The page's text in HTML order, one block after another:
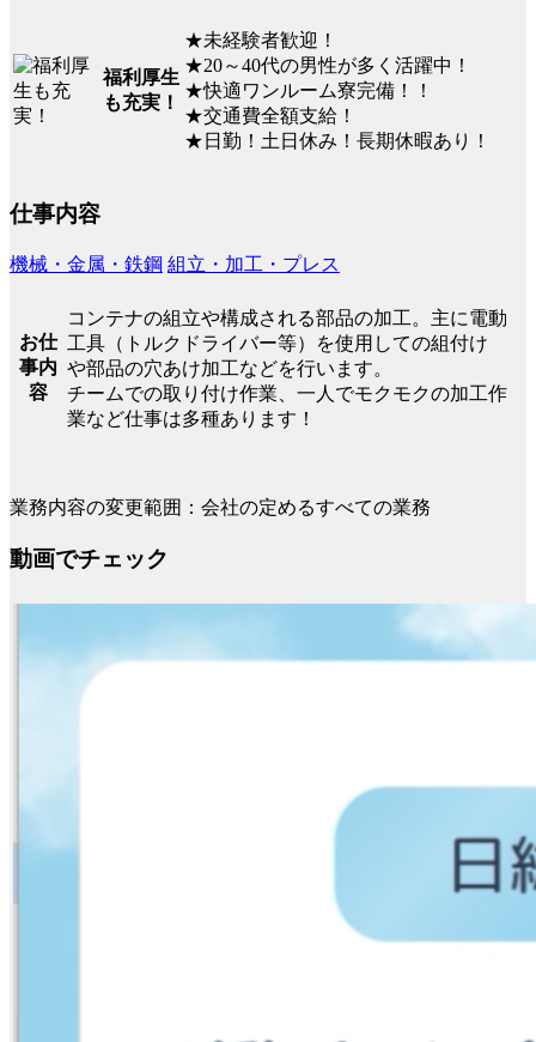
福利厚生
も充実！
★未経験者歓迎！
★20～40代の男性が多く活躍中！
★快適ワンルーム寮完備！！
★交通費全額支給！
★日勤！土日休み！長期休暇あり！
仕事内容
機械・金属・鉄鋼 組立・加工・プレス
お仕
事内
容
コンテナの組立や構成される部品の加工。主に電動
工具（トルクドライバー等）を使用しての組付け
や部品の穴あけ加工などを行います。
チームでの取り付け作業、一人でモクモクの加工作
業など仕事は多種あります！
業務内容の変更範囲：会社の定めるすべての業務
動画でチェック